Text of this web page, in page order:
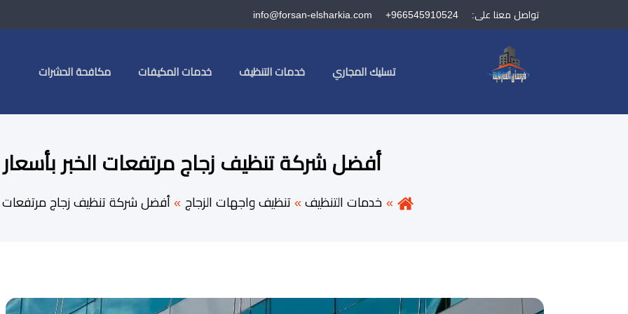
تواصل معنا على: +966545910524
info@forsan-elsharkia.com
تسليك المجاري خدمات التنظيف خدمات المكيفات مكافحة الحشرات
أفضل شركة تنظيف زجاج مرتفعات الخبر بأسعار
خدمات التنظيف تنظيف واجهات الزجاج أفضل شركة تنظيف زجاج مرتفعات